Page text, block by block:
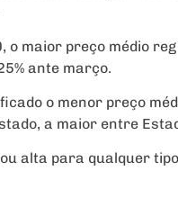
o maior preço médio
ante março.
o menor preço
a maior entre
alta para qualquer